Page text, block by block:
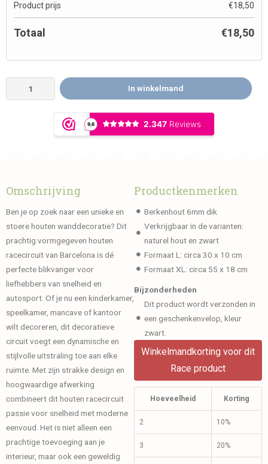
Product prijs
€18,50
Totaal €18,50
In winkelmand
Omschrijving
Ben je op zoek naar een unieke en
stoere houten wanddecoratie? Dit
prachtig vormgegeven houten
racecircuit van Barcelona is dé
perfecte blikvanger voor
liefhebbers van snelheid en
autosport. Of je nu een kinderkamer,
speelkamer, mancave of kantoor
wilt decoreren, dit decoratieve
circuit voegt een dynamische en
stijlvolle uitstraling toe aan elke
ruimte. Met zijn strakke design en
hoogwaardige afwerking
combineert dit houten racecircuit
passie voor snelheid met moderne
eenvoud. Het is niet alleen een
prachtige toevoeging aan je
interieur, maar ook een geweldig
Productkenmerken
Berkenhout 6mm dik
Verkrijgbaar in de varianten:
naturel hout en zwart
Formaat L: circa 30 x 10 cm
Formaat XL: circa 55 x 18 cm
Bijzonderheden
Dit product wordt verzonden in
een geschenkenvelop, kleur
zwart.
Winkelmandkorting voor dit
Race product
Hoeveelheid Korting
2 10%
3 20%